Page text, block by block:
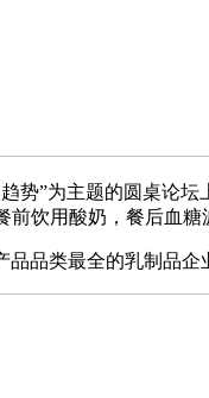
”为主题的圆桌论坛
前饮用酸奶，餐后血
类最全的乳制品企